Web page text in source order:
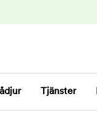
Tjänster